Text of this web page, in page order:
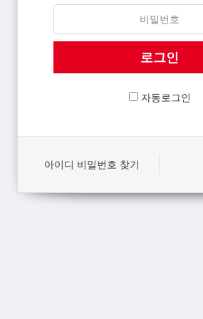
자동로그인
아이디 비밀번호 찾기